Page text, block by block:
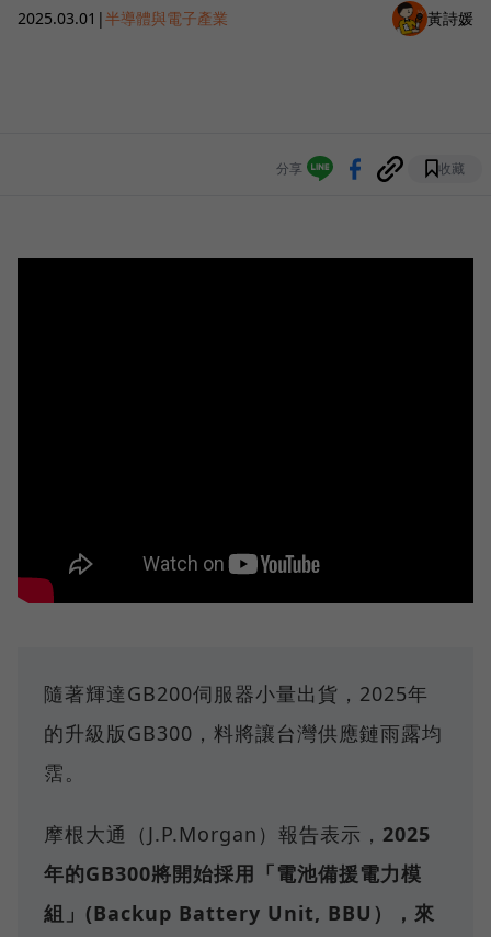
2025.03.01 |半導體與電子產業 黃詩媛
分享 收藏
隨著輝達GB200伺服器小量出貨，2025年
的升級版GB300，料將讓台灣供應鏈雨露均
霑。
摩根大通（J.P.Morgan）報告表示， 2025
年的GB300將開始採用「電池備援電力模
組」(Backup Battery Unit, BBU），來